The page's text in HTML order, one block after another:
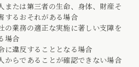
または第三者の生命、身体、財産そ
するおそれがある場合
の業務の適正な実施に著しい支障を
場合
に違反することとなる場合
からであることが確認できない場合